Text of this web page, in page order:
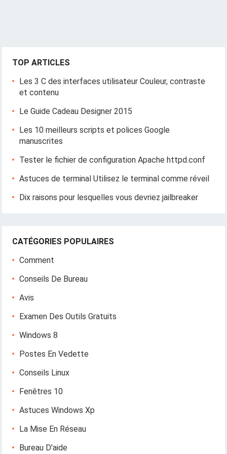
TOP ARTICLES
Les 3 C des interfaces utilisateur Couleur, contraste
et contenu
Le Guide Cadeau Designer 2015
Les 10 meilleurs scripts et polices Google
manuscrites
Tester le fichier de configuration Apache httpd.conf
Astuces de terminal Utilisez le terminal comme réveil
Dix raisons pour lesquelles vous devriez jailbreaker
CATÉGORIES POPULAIRES
Comment
Conseils De Bureau
Avis
Examen Des Outils Gratuits
Windows 8
Postes En Vedette
Conseils Linux
Fenêtres 10
Astuces Windows Xp
La Mise En Réseau
Bureau D'aide